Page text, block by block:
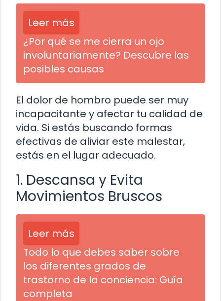
Leer más
¿Por qué se me cierra un ojo
involuntariamente? Descubre las
posibles causas
El dolor de hombro puede ser muy
incapacitante y afectar tu calidad de
vida. Si estás buscando formas
efectivas de aliviar este malestar,
estás en el lugar adecuado.
1. Descansa y Evita
Movimientos Bruscos
Leer más
Todo lo que debes saber sobre
los diferentes grados de
trastorno de la conciencia: Guía
completa